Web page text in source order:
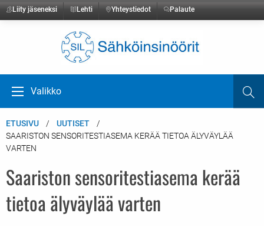
Liity jäseneksi Lehti Yhteystiedot Palaute
Avaa valikko
Valikko
ETUSIVU
UUTISET
SAARISTON SENSORITESTIASEMA KERÄÄ TIETOA ÄLYVÄYLÄÄ
VARTEN
Saariston sensoritestiasema kerää
tietoa älyväylää varten